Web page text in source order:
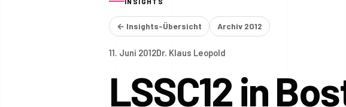
← Insights-Übersicht Archiv 2012
11. Juni 2012Dr. Klaus Leopold
LSSC12 in